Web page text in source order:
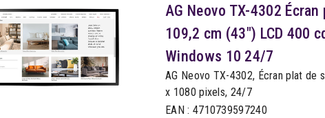
AG Neovo TX-4302
109,2 cm (43") LCD 400
Windows 10 24/7
AG Neovo TX-4302, Écran plat de
x 1080 pixels, 24/7
EAN : 4710739597240